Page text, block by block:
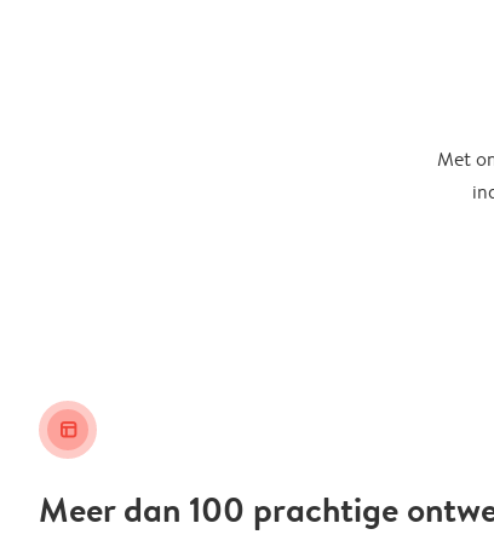
Met
layout_alt
Meer dan 100 prachtige